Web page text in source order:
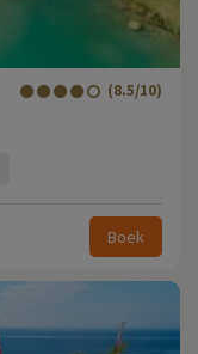
(8.5/10)
Boek